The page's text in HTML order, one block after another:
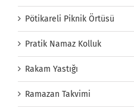
Pötikareli Piknik Örtüsü
Pratik Namaz Kolluk
Rakam Yastığı
Ramazan Takvimi